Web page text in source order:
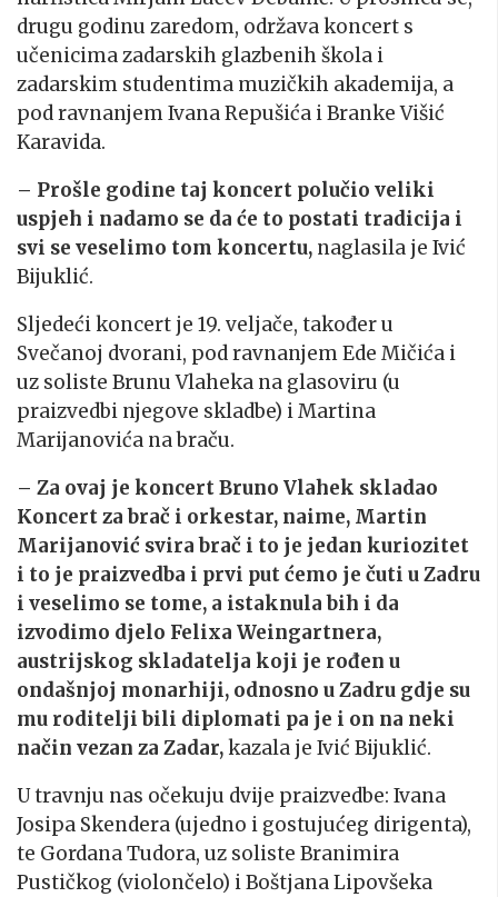
drugu godinu zaredom, održava koncert s
učenicima zadarskih glazbenih škola i
zadarskim studentima muzičkih akademija, a
pod ravnanjem Ivana Repušića i Branke Višić
Karavida.
– Prošle godine taj koncert polučio veliki
uspjeh i nadamo se da će to postati tradicija i
svi se veselimo tom koncertu, naglasila je Ivić
Bijuklić.
Sljedeći koncert je 19. veljače, također u
Svečanoj dvorani, pod ravnanjem Ede Mičića i
uz soliste Brunu Vlaheka na glasoviru (u
praizvedbi njegove skladbe) i Martina
Marijanovića na braču.
– Za ovaj je koncert Bruno Vlahek skladao
Koncert za brač i orkestar, naime, Martin
Marijanović svira brač i to je jedan kuriozitet
i to je praizvedba i prvi put ćemo je čuti u Zadru
i veselimo se tome, a istaknula bih i da
izvodimo djelo Felixa Weingartnera,
austrijskog skladatelja koji je rođen u
ondašnjoj monarhiji, odnosno u Zadru gdje su
mu roditelji bili diplomati pa je i on na neki
način vezan za Zadar,kazala je Ivić Bijuklić.
U travnju nas očekuju dvije praizvedbe: Ivana
Josipa Skendera (ujedno i gostujućeg dirigenta),
te Gordana Tudora, uz soliste Branimira
Pustičkog (violončelo) i Boštjana Lipovšeka